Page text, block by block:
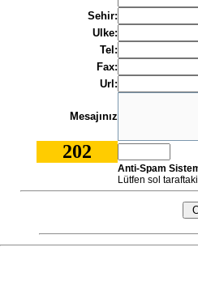
Sehir:
Ulke:
Tel:
Fax:
Url:
Mesajınız
202
Anti-Spam
Lütfen sol